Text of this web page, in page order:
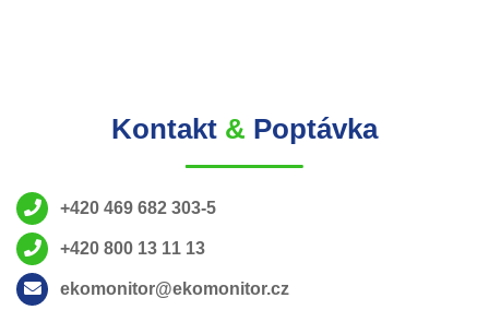
Kontakt & Poptávka
+420 469 682 303-5
+420 800 13 11 13
ekomonitor@ekomonitor.cz